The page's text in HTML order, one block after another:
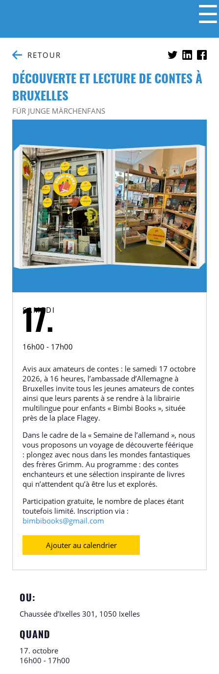
☰
RETOUR
DÉCOUVERTE ET LECTURE DE CONTES À
BRUXELLES
FÜR JUNGE MÄRCHENFANS
SAMEDI
17.
16h00 - 17h00
Avis aux amateurs de contes : le samedi 17 octobre
2026, à 16 heures, l’ambassade d’Allemagne à
Bruxelles invite tous les jeunes amateurs de contes
ainsi que leurs parents à se rendre à la librairie
multilingue pour enfants « Bimbi Books », située
près de la place Flagey.
Dans le cadre de la « Semaine de l’allemand », nous
vous proposons un voyage de découverte féérique
: plongez avec nous dans les mondes fantastiques
des frères Grimm. Au programme : des contes
enchanteurs et une sélection inspirante de livres
qui n’attendent qu’à être lus et explorés.
Participation gratuite, le nombre de places étant
toutefois limité. Inscription via :
bimbibooks@gmail.com
Ajouter au calendrier
OU:
Chaussée d’Ixelles 301, 1050 Ixelles
QUAND
17. octobre
16h00 - 17h00